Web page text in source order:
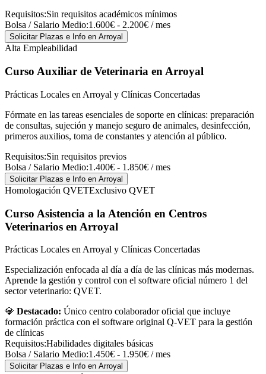
Requisitos:Sin requisitos académicos mínimos
Bolsa / Salario Medio:1.600€ - 2.200€ / mes
Solicitar Plazas e Info en Arroyal
Alta Empleabilidad
Curso Auxiliar de Veterinaria en Arroyal
Prácticas Locales en Arroyal y Clínicas Concertadas
Fórmate en las tareas esenciales de soporte en clínicas: preparación
de consultas, sujeción y manejo seguro de animales, desinfección,
primeros auxilios, toma de constantes y atención al público.
Requisitos:Sin requisitos previos
Bolsa / Salario Medio:1.400€ - 1.850€ / mes
Solicitar Plazas e Info en Arroyal
Homologación QVETExclusivo QVET
Curso Asistencia a la Atención en Centros
Veterinarios en Arroyal
Prácticas Locales en Arroyal y Clínicas Concertadas
Especialización enfocada al día a día de las clínicas más modernas.
Aprende la gestión y control con el software oficial número 1 del
sector veterinario: QVET.
💎 Destacado: Único centro colaborador oficial que incluye
formación práctica con el software original Q-VET para la gestión
de clínicas
Requisitos:Habilidades digitales básicas
Bolsa / Salario Medio:1.450€ - 1.950€ / mes
Solicitar Plazas e Info en Arroyal